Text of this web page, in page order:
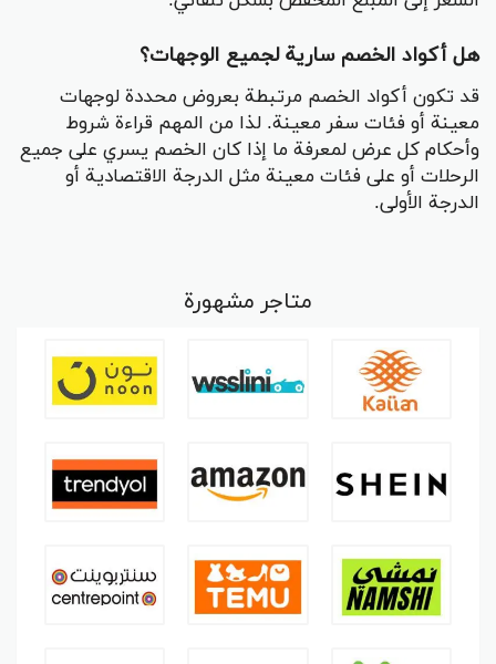
هل أكواد الخصم سارية لجميع الوجهات؟
قد تكون أكواد الخصم مرتبطة بعروض محددة لوجهات
معينة أو فئات سفر معينة. لذا من المهم قراءة شروط
وأحكام كل عرض لمعرفة ما إذا كان الخصم يسري على جميع
الرحلات أو على فئات معينة مثل الدرجة الاقتصادية أو
الدرجة الأولى.
متاجر مشهورة